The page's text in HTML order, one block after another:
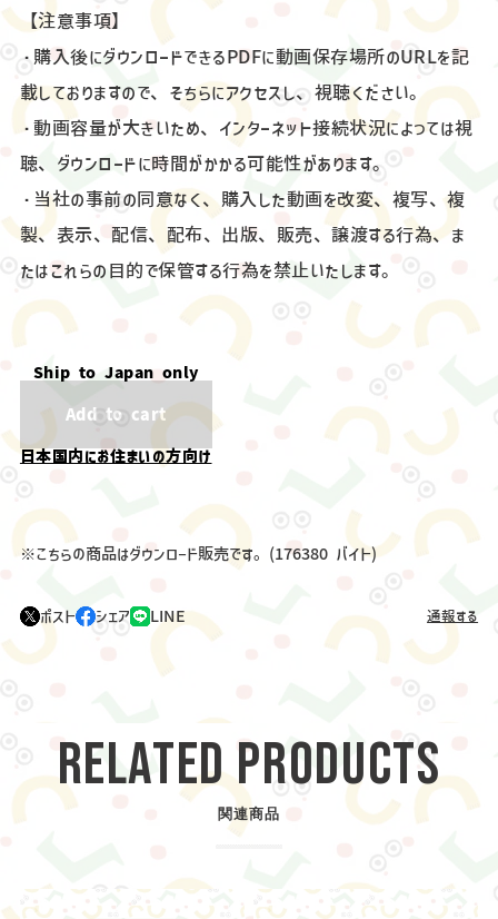
【注意事項】
・購入後にダウンロードできるPDFに動画保存場所のURLを記
載しておりますので、そちらにアクセスし、視聴ください。
・動画容量が大きいため、インターネット接続状況によっては視
聴、ダウンロードに時間がかかる可能性があります。
・当社の事前の同意なく、購入した動画を改変、複写、複
製、表示、配信、配布、出版、販売、譲渡する行為、ま
たはこれらの目的で保管する行為を禁止いたします。
Ship to Japan only
Add to cart
日本国内にお住まいの方向け
※こちらの商品はダウンロード販売です。(176380 バイト)
ポスト シェア LINE 通報する
RELATED PRODUCTS
関連商品